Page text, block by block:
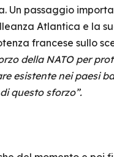
Un passaggio
Atlantica e la
francese sullo
della NATO per
esistente nei paesi
questo sforzo”.